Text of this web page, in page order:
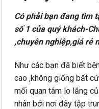
Có phải bạn đang tìm
số 1 của quý khách-
,chuyên nghiệp,giá rẻ
Như các bạn đã biết
cao ,không giống bất
mối quan tâm lo lắng
nhân bởi nơi đây tập